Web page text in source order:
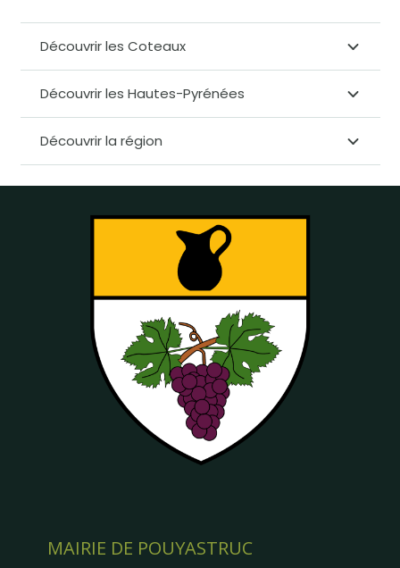
Découvrir les Coteaux
Découvrir les Hautes-Pyrénées
Découvrir la région
MAIRIE DE POUYASTRUC